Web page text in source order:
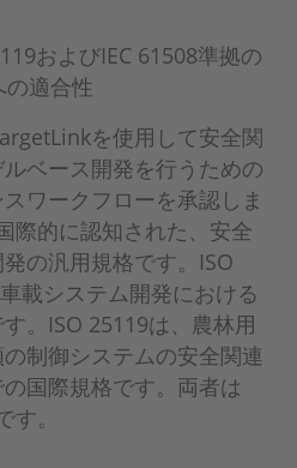
およびIEC 61508準拠の
の適合性
を使用して安全関
ベース開発を行うための
ワークフローを承認しま
際的に認知された、安全
の汎用規格です。ISO
載システム開発における
。ISO 25119は、農林用
制御システムの安全関連
国際規格です。両者は
。